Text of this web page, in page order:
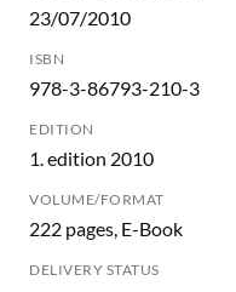
23/07/2010
ISBN
978-3-86793-210-3
EDITION
1. edition 2010
VOLUME/FORMAT
222 pages, E-Book
DELIVERY STATUS